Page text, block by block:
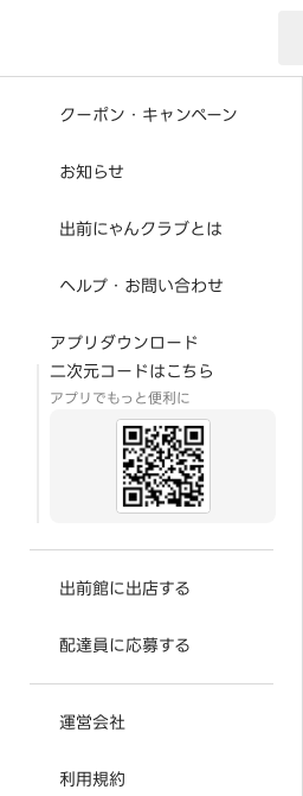
クーポン・キャンペーン
お知らせ
出前にゃんクラブとは
ヘルプ・お問い合わせ
アプリダウンロード
二次元コードはこちら
アプリでもっと便利に
出前館に出店する
配達員に応募する
運営会社
利用規約